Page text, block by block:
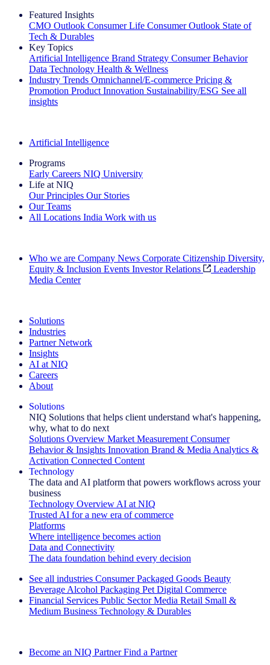
Featured Insights
CMO Outlook Consumer Life Consumer Outlook State of
Tech & Durables
Key Topics
Artificial Intelligence Brand Strategy Consumer Behavior
Data Technology Health & Wellness
Industry Trends Omnichannel/E-commerce Pricing &
Promotion Product Innovation Sustainability/ESG See all
insights
Artificial Intelligence
Programs
Early Careers NIQ University
Life at NIQ
Our Principles Our Stories
Our Teams
All Locations India Work with us
Who we are Company News Corporate Citizenship Diversity,
Equity & Inclusion Events Investor Relations
Leadership
Media Center
Solutions
Industries
Partner Network
Insights
AI at NIQ
Careers
About
Solutions
NIQ Solutions that helps client understand what's happening,
why, what to do next
Solutions Overview Market Measurement Consumer
Behavior & Insights Innovation Brand & Media Analytics &
Activation Connected Content
Technology
The data and AI platform that powers workflows across your
business
Technology Overview AI at NIQ
Trusted AI for a new era of commerce
Platforms
Where intelligence becomes action
Data and Connectivity
The data foundation behind every decision
See all industries Consumer Packaged Goods Beauty
Beverage Alcohol Packaging Pet Digital Commerce
Financial Services Public Sector Media Retail Small &
Medium Business Technology & Durables
Become an NIQ Partner Find a Partner